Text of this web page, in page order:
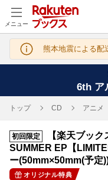
メニュー
熊本地震による配
6th ア
トップ CD アニメ
初回限定
【楽天ブッ
SUMMER EP【
ー(50mm×50mm(予定
オリジナル特典